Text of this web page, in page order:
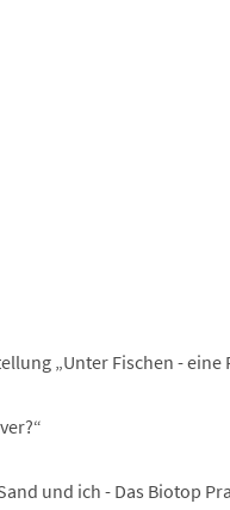
„Unter Fischen - eine
und ich - Das Biotop